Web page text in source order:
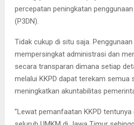
percepatan peningkatan
(P3DN).
Tidak cukup di situ saja. Penggunaan
mempersingkat administrasi dan
secara transparan dimana setiap
melalui KKPD dapat terekam semua
meningkatkan akuntabilitas
”Lewat pemanfaatan KKPD